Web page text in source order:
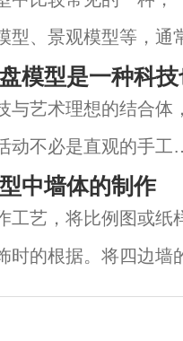
型、景观模型等，通
模型有哪些特点呢？
、时空性、表现性与
模型是一种科
与艺术理想的结合体
动不必是直观的手工
科技知识提升艺术鉴
识，对于存活环境的
模型建筑沙盘模型的
中墙体的制作
工艺，将比例图或纸
时的根据。将四边墙
看比例是否恰当。选